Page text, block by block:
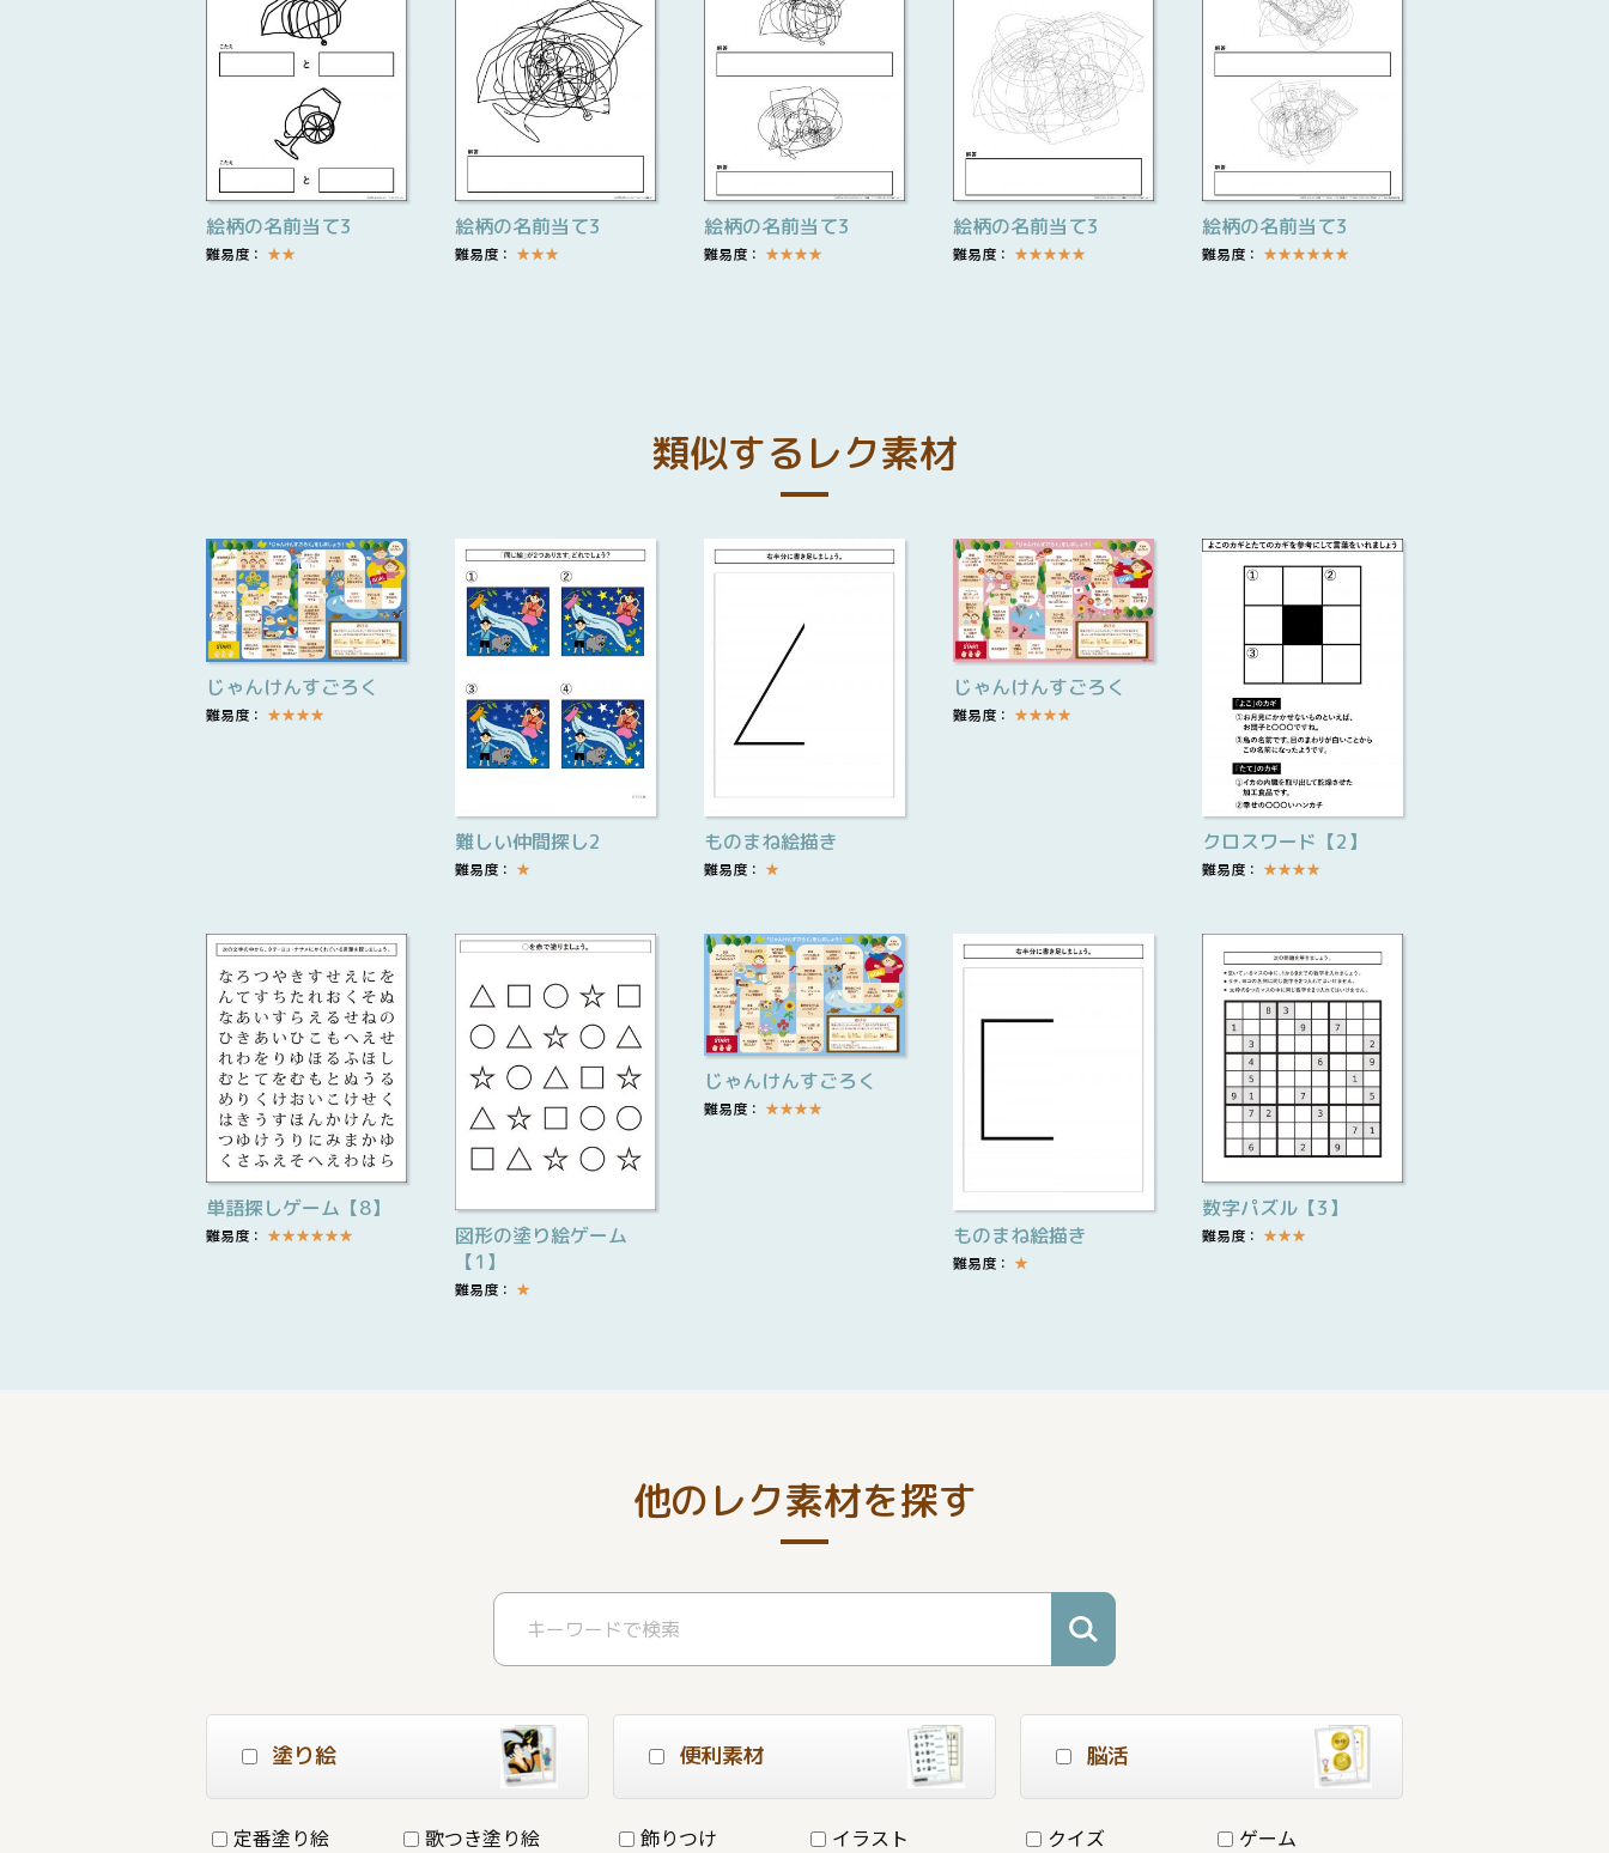
絵柄の名前当て3
難易度： ★★
絵柄の名前当て3
難易度： ★★★
絵柄の名前当て3
難易度： ★★★★
絵柄の名前当て3
難易度： ★★★★★
絵柄の名前当て3
難易度： ★★★★★★
類似するレク素材
じゃんけんすごろく
難易度： ★★★★
難しい仲間探し2
難易度： ★
ものまね絵描き
難易度： ★
じゃんけんすごろく
難易度： ★★★★
クロスワード【2】
難易度： ★★★★
単語探しゲーム【8】
難易度： ★★★★★★
図形の塗り絵ゲーム
【1】
難易度： ★
じゃんけんすごろく
難易度： ★★★★
ものまね絵描き
難易度： ★
数字パズル【3】
難易度： ★★★
他のレク素材を探す
塗り絵
定番塗り絵
歌つき塗り絵
便利素材
飾りつけ
イラスト
脳活
クイズ
ゲーム